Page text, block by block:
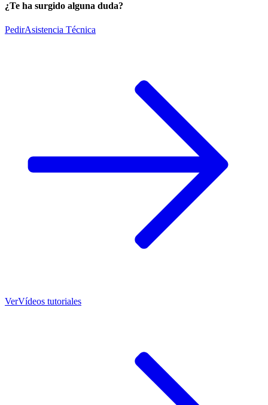
¿Te ha surgido alguna duda?
PedirAsistencia Técnica
VerVídeos tutoriales